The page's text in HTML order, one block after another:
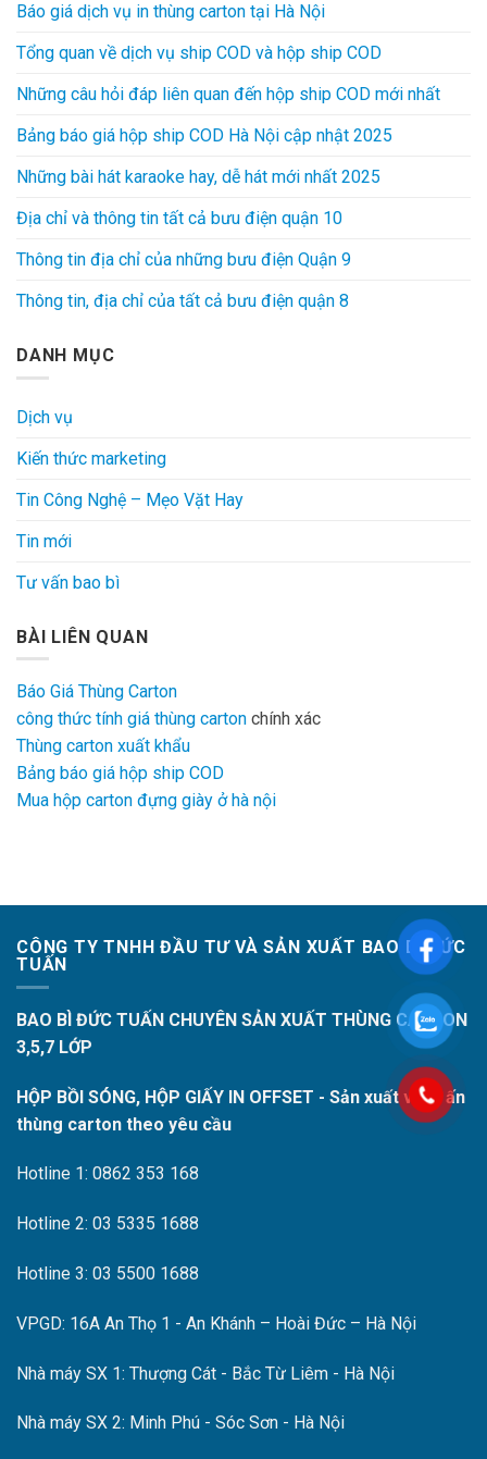
Báo giá dịch vụ in thùng carton tại Hà Nội
Tổng quan về dịch vụ ship COD và hộp ship COD
Những câu hỏi đáp liên quan đến hộp ship COD mới nhất
Bảng báo giá hộp ship COD Hà Nội cập nhật 2025
Những bài hát karaoke hay, dễ hát mới nhất 2025
Địa chỉ và thông tin tất cả bưu điện quận 10
Thông tin địa chỉ của những bưu điện Quận 9
Thông tin, địa chỉ của tất cả bưu điện quận 8
DANH MỤC
Dịch vụ
Kiến thức marketing
Tin Công Nghệ – Mẹo Vặt Hay
Tin mới
Tư vấn bao bì
BÀI LIÊN QUAN
Báo Giá Thùng Carton
công thức tính giá thùng carton chính xác
Thùng carton xuất khẩu
Bảng báo giá hộp ship COD
Mua hộp carton đựng giày ở hà nội
CÔNG TY TNHH ĐẦU TƯ VÀ SẢN XUẤT BAO BÌ ĐỨC
TUẤN
BAO BÌ ĐỨC TUẤN CHUYÊN SẢN XUẤT THÙNG CARTON
3,5,7 LỚP
HỘP BỒI SÓNG, HỘP GIẤY IN OFFSET - Sản xuất và in ấn
thùng carton theo yêu cầu
Hotline 1: 0862 353 168
Hotline 2: 03 5335 1688
Hotline 3: 03 5500 1688
VPGD: 16A An Thọ 1 - An Khánh – Hoài Đức – Hà Nội
Nhà máy SX 1: Thượng Cát - Bắc Từ Liêm - Hà Nội
Nhà máy SX 2: Minh Phú - Sóc Sơn - Hà Nội